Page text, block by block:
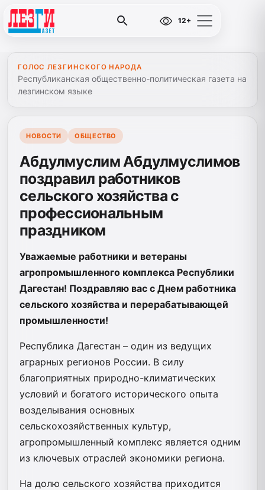
12+
ГОЛОС ЛЕЗГИНСКОГО НАРОДА
Республиканская общественно-политическая газета на
лезгинском языке
НОВОСТИ ОБЩЕСТВО
Абдулмуслим Абдулмуслимов
поздравил работников
сельского хозяйства с
профессиональным
праздником
Уважаемые работники и ветераны
агропромышленного комплекса Республики
Дагестан! Поздравляю вас с Днем работника
сельского хозяйства и перерабатывающей
промышленности!
Республика Дагестан – один из ведущих
аграрных регионов России. В силу
благоприятных природно-климатических
условий и богатого исторического опыта
возделывания основных
сельскохозяйственных культур,
агропромышленный комплекс является одним
из ключевых отраслей экономики региона.
Ha долю сельского хозяйства приходится